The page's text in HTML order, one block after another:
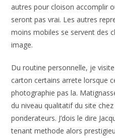
autres pour cloison accomplir
seront pas vrai. Les autres
moins mobiles se servent des
image.
Du routine personnelle, je
carton certains arrete lorsque
photographie pas la.
du niveau qualitatif du site
ponderateurs. J’dois le dire
tenant methode alors